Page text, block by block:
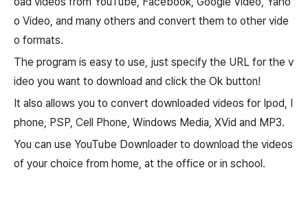
o Video, and many others and convert them to other vide
o formats.
The program is easy to use, just specify the URL for the v
ideo you want to download and click the Ok button!
It also allows you to convert downloaded videos for Ipod, I
phone, PSP, Cell Phone, Windows Media, XVid and MP3.
You can use YouTube Downloader to download the videos
of your choice from home, at the office or in school.